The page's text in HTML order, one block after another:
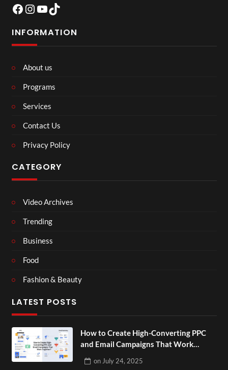
Facebook
Instagram
YouTube
TikTok
INFORMATION
About us
Programs
Services
Contact Us
Privacy Policy
CATEGORY
Video Archives
Trending
Business
Food
Fashion & Beauty
LATEST POSTS
How to Create High-Converting PPC
and Email Campaigns That Work
on July 24, 2025